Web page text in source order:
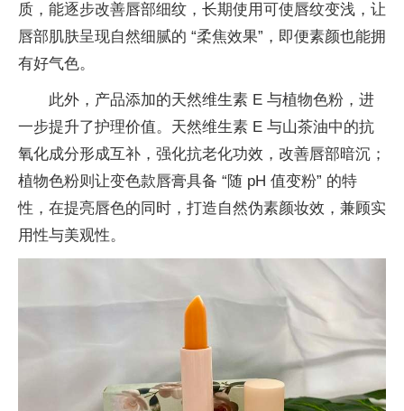
质，能逐步改善唇部细纹，长期使用可使唇纹变浅，让
唇部肌肤呈现自然细腻的 “柔焦效果”，即便素颜也能拥
有好气色。
此外，产品添加的天然维生素 E 与植物色粉，进
一步提升了护理价值。天然维生素 E 与山茶油中的抗
氧化成分形成互补，强化抗老化功效，改善唇部暗沉；
植物色粉则让变色款唇膏具备 “随 pH 值变粉” 的特
性，在提亮唇色的同时，打造自然伪素颜妆效，兼顾实
用性与美观性。